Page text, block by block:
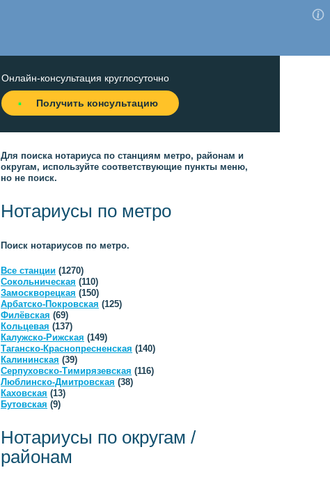
Онлайн-консультация круглосуточно
Получить консультацию
Для поиска нотариуса по станциям метро, районам и
округам, используйте соответствующие пункты меню,
но не поиск.
Нотариусы по метро
Поиск нотариусов по метро.
Все станции (1270)
Сокольническая (110)
Замоскворецкая (150)
Арбатско-Покровская (125)
Филёвская (69)
Кольцевая (137)
Калужско-Рижская (149)
Таганско-Краснопресненская (140)
Калининская (39)
Серпуховско-Тимирязевская (116)
Люблинско-Дмитровская (38)
Каховская (13)
Бутовская (9)
Нотариусы по округам /
районам